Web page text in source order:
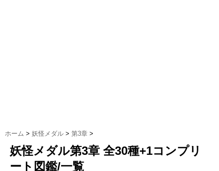
ホーム > 妖怪メダル > 第3章 >
妖怪メダル第3章 全30種+1コンプリ
ート図鑑/一覧